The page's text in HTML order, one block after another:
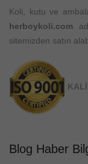
Koli, kutu ve
herboykoli.com
sitemizden satın
Blog Haber